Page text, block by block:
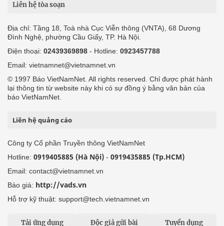
Liên hệ tòa soạn
Địa chỉ: Tầng 18, Toà nhà Cục Viễn thông (VNTA), 68 Dương
Đình Nghệ, phường Cầu Giấy, TP. Hà Nội.
Điện thoại: 02439369898 - Hotline: 0923457788
Email: vietnamnet@vietnamnet.vn
© 1997 Báo VietNamNet. All rights reserved. Chỉ được phát hành
lại thông tin từ website này khi có sự đồng ý bằng văn bản của
báo VietNamNet.
Liên hệ quảng cáo
Công ty Cổ phần Truyền thông VietNamNet
Hotline: 0919405885 (Hà Nội) - 0919435885 (Tp.HCM)
Email: contact@vietnamnet.vn
Báo giá: http://vads.vn
Hỗ trợ kỹ thuật: support@tech.vietnamnet.vn
Tải ứng dụng Độc giả gửi bài Tuyển dụng